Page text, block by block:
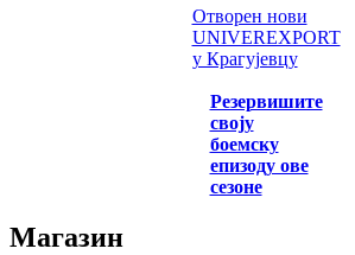
Отворен нови
UNIVEREXPORT
у Крагујевцу
Резервишите
своју
боемску
епизоду ове
сезоне
Магазин